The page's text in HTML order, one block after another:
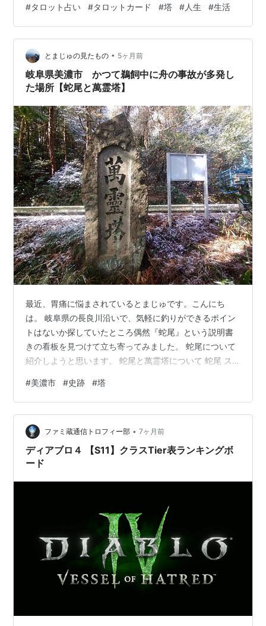
のは、人生の本当の意味を教えてくれる機会です。 無理
していたのかもしれない。 別の人間になろうとしていた
のかもしれない。 欲望にとらわれていたのかもしれな
い。 見栄えばかり気にしていたの…
#タロット占い #タロットカード #塔 #人生 #生活
とまじゅの見たもの • 5ヶ月前
岐阜県美濃市 かつて鵜飼中に舟の事故が多発し
た場所【蛇尾と萬霊塔】
最近、胃痛に悩まされているとまじゅです。こんにち
は。 岐阜県の長良川沿いで、気軽に釣りができるポイン
トはないか探していたところ偶然『蛇尾』という説明書
きの看板を見つけて立ち寄ってみました。 蛇尾について
紹介しようと思います。 蛇尾と萬霊塔について 蛇尾 ス
川の中程に葬られたと言われている。そんな言い伝えか
ら、この辺りを「蛇尾」と呼んでいて、あたかも大蛇の
尻尾が水の中に沈んでいるように見える。この部分は川
瀬になっていて、川の中に大きな岩石がたくさん並んで
いて、舟で行き来する時には大変危険な場所であった。
その昔は、上流の立花辺りまで鵜飼の舟が上がっ…
#美濃市 #史跡 #塔
ファミ蔵通信トロフィー部 • 7ヶ月前
ディアブロ４ 【S11】クラスTier表ランキングボ
ード